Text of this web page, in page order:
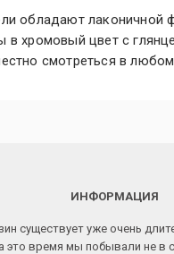
обладают лаконичной
в хромовый цвет с
смотреться в
ИНФОРМАЦИЯ
существует уже очень
это время мы побывали не в